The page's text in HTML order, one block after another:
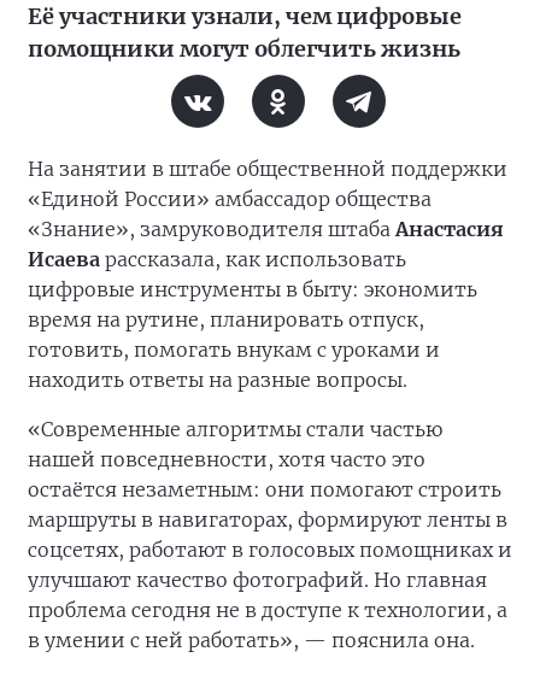
Её участники узнали, чем цифровые
помощники могут облегчить жизнь
На занятии в штабе общественной поддержки
«Единой России» амбассадор общества
«Знание», замруководителя штаба Анастасия
Исаева рассказала, как использовать
цифровые инструменты в быту: экономить
время на рутине, планировать отпуск,
готовить, помогать внукам с уроками и
находить ответы на разные вопросы.
«Современные алгоритмы стали частью
нашей повседневности, хотя часто это
остаётся незаметным: они помогают строить
маршруты в навигаторах, формируют ленты в
соцсетях, работают в голосовых помощниках и
улучшают качество фотографий. Но главная
проблема сегодня не в доступе к технологии, а
в умении с ней работать», — пояснила она.